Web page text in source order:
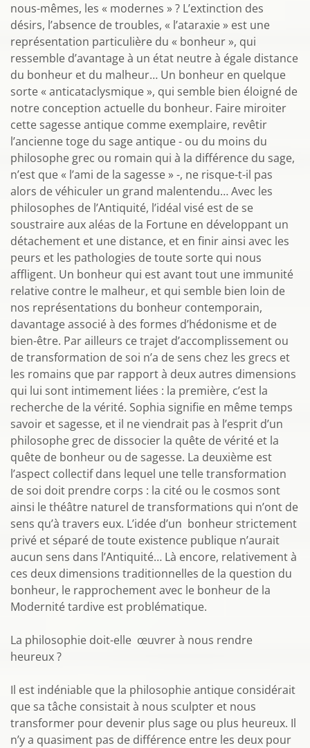
nous-mêmes, les « modernes » ? L’extinction des
désirs, l’absence de troubles, « l’ataraxie » est une
représentation particulière du « bonheur », qui
ressemble d’avantage à un état neutre à égale distance
du bonheur et du malheur… Un bonheur en quelque
sorte « anticataclysmique », qui semble bien éloigné de
notre conception actuelle du bonheur. Faire miroiter
cette sagesse antique comme exemplaire, revêtir
l’ancienne toge du sage antique - ou du moins du
philosophe grec ou romain qui à la différence du sage,
n’est que « l’ami de la sagesse » -, ne risque-t-il pas
alors de véhiculer un grand malentendu… Avec les
philosophes de l’Antiquité, l’idéal visé est de se
soustraire aux aléas de la Fortune en développant un
détachement et une distance, et en finir ainsi avec les
peurs et les pathologies de toute sorte qui nous
affligent. Un bonheur qui est avant tout une immunité
relative contre le malheur, et qui semble bien loin de
nos représentations du bonheur contemporain,
davantage associé à des formes d’hédonisme et de
bien-être. Par ailleurs ce trajet d’accomplissement ou
de transformation de soi n’a de sens chez les grecs et
les romains que par rapport à deux autres dimensions
qui lui sont intimement liées : la première, c’est la
recherche de la vérité. Sophia signifie en même temps
savoir et sagesse, et il ne viendrait pas à l’esprit d’un
philosophe grec de dissocier la quête de vérité et la
quête de bonheur ou de sagesse. La deuxième est
l’aspect collectif dans lequel une telle transformation
de soi doit prendre corps : la cité ou le cosmos sont
ainsi le théâtre naturel de transformations qui n’ont de
sens qu’à travers eux. L’idée d’un bonheur strictement
privé et séparé de toute existence publique n’aurait
aucun sens dans l’Antiquité… Là encore, relativement à
ces deux dimensions traditionnelles de la question du
bonheur, le rapprochement avec le bonheur de la
Modernité tardive est problématique.
La philosophie doit-elle œuvrer à nous rendre
heureux ?
Il est indéniable que la philosophie antique considérait
que sa tâche consistait à nous sculpter et nous
transformer pour devenir plus sage ou plus heureux. Il
n’y a quasiment pas de différence entre les deux pour